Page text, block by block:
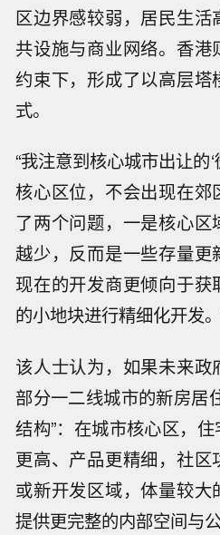
区边界感较弱，居民生
共设施与商业网络。香
约束下，形成了以高层
式。
“我注意到核心城市出让的
核心区位，不会出现在
了两个问题，一是核心
越少，反而是一些存量
现在的开发商更倾向于
的小地块进行精细化开发
该人士认为，如果未来政
部分一二线城市的新房居
结构”：在城市核心区，
更高、产品更精细，社
或新开发区域，体量较大
提供更完整的内部空间与